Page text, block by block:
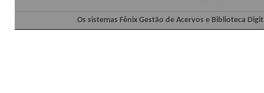
Os sistemas Fênix Gestão de Acervos e Biblioteca